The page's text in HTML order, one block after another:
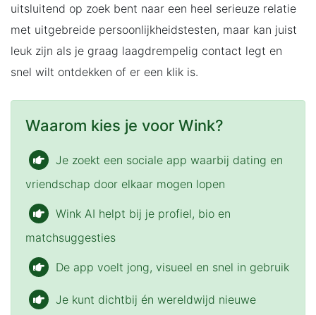
uitsluitend op zoek bent naar een heel serieuze relatie
met uitgebreide persoonlijkheidstesten, maar kan juist
leuk zijn als je graag laagdrempelig contact legt en
snel wilt ontdekken of er een klik is.
Waarom kies je voor Wink?
Je zoekt een sociale app waarbij dating en
vriendschap door elkaar mogen lopen
Wink AI helpt bij je profiel, bio en
matchsuggesties
De app voelt jong, visueel en snel in gebruik
Je kunt dichtbij én wereldwijd nieuwe